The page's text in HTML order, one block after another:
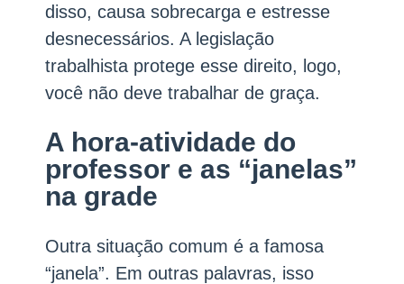
disso, causa sobrecarga e estresse
desnecessários. A legislação
trabalhista protege esse direito, logo,
você não deve trabalhar de graça.
A hora-atividade do
professor e as “janelas”
na grade
Outra situação comum é a famosa
“janela”. Em outras palavras, isso